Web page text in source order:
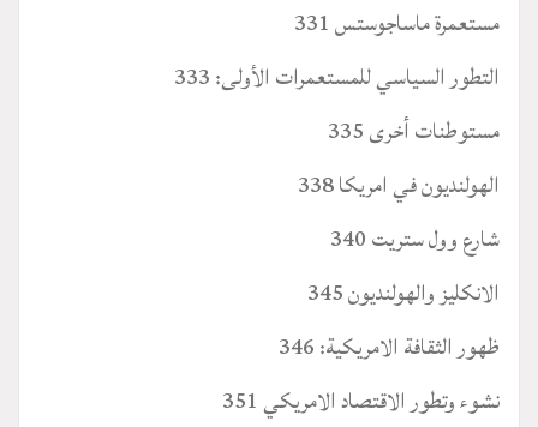
مستعمرة ماساجوستس 331
التطور السياسي للمستعمرات الأولى: 333
مستوطنات أخرى 335
الهولنديون في امريكا 338
شارع وول ستريت 340
الانكليز والهولنديون 345
ظهور الثقافة الامريكية: 346
نشوء وتطور الاقتصاد الامريكي 351